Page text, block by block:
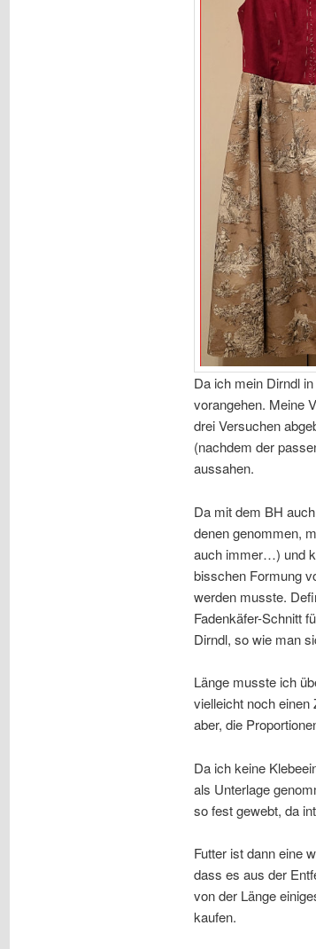
Da ich mein Dirndl
vorangehen. Meine
drei Versuchen
(nachdem der
aussahen.
Da mit dem BH
denen genommen,
auch immer…) und
bisschen Formung
werden musste.
Fadenkäfer-Schnitt
Dirndl, so wie man
Länge musste ich
vielleicht noch
aber, die
Da ich keine
als Unterlage
so fest gewebt, da
Futter ist dann eine
dass es aus der
von der Länge
kaufen.